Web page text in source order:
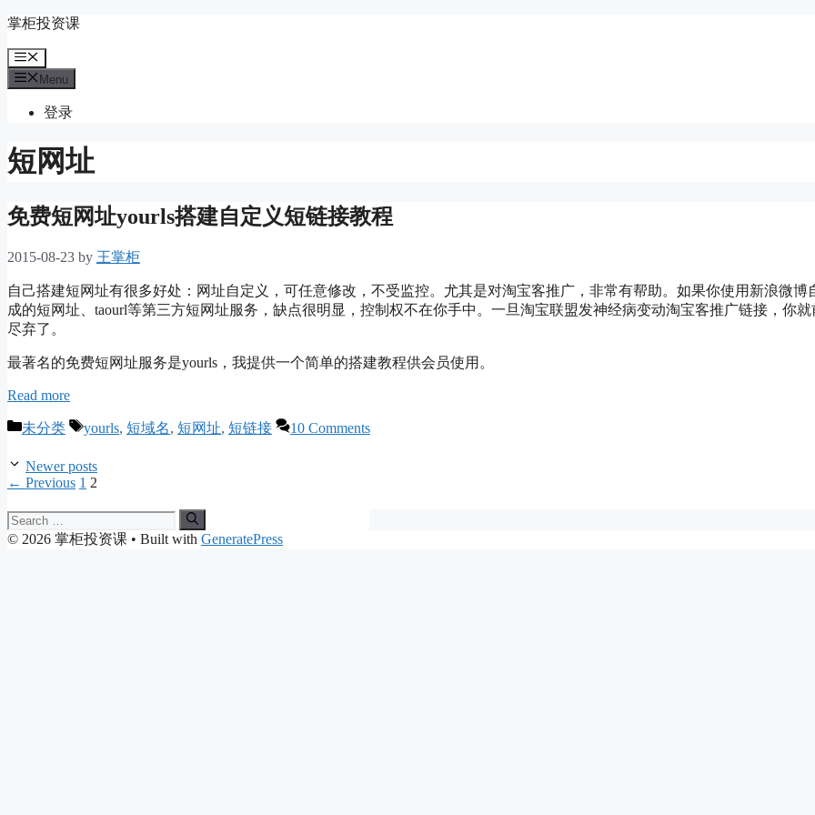
Skip
content
掌柜投资课
Menu
Menu
登录
短网址
免费短网址yourls搭建自定义短链接教程
2015-08-23 by 王掌柜
自己搭建短网址有很多好处：网址自定义，可任意修改，不受监控。尤其是对淘宝客推广，非常有帮助。如果你使用新浪微博
成的短网址、taourl等第三方短网址服务，缺点很明显，控制权不在你手中。一旦淘宝联盟发神经病变动淘宝客推广链接，你就
尽弃了。
最著名的免费短网址服务是yourls，我提供一个简单的搭建教程供会员使用。
Read more
Categories
未分类 Tags
yourls, 短域名, 短网址, 短链接 10 Comments
Newer posts
← Previous Page
1 Page
2
Search
for:
© 2026 掌柜投资课 • Built with GeneratePress